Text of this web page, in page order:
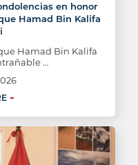
en honor
Hamad Bin Kalifa
Hamad Bin Kalifa
…